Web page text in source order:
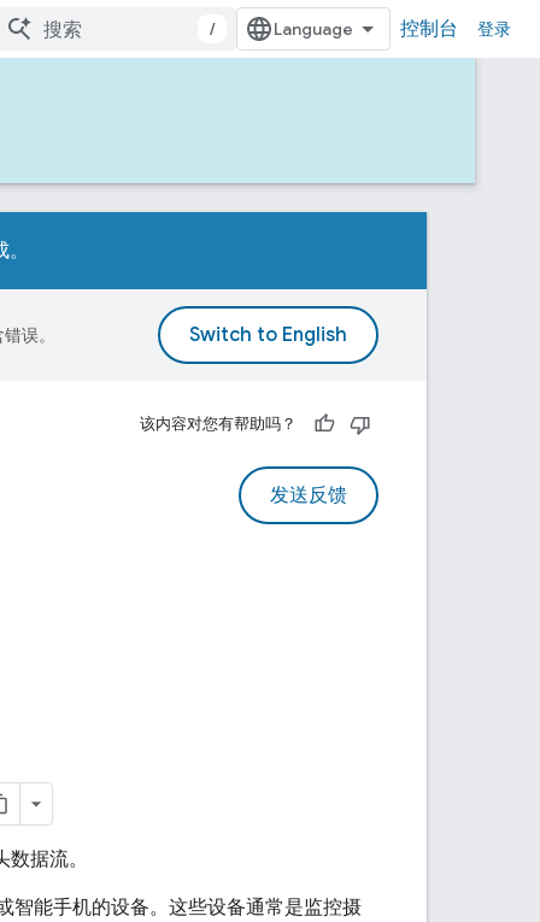
/ 控制台 登录
误。
该内容对您有帮助吗？
发送反馈
据流。
智能手机的设备。这些设备通常是监控摄